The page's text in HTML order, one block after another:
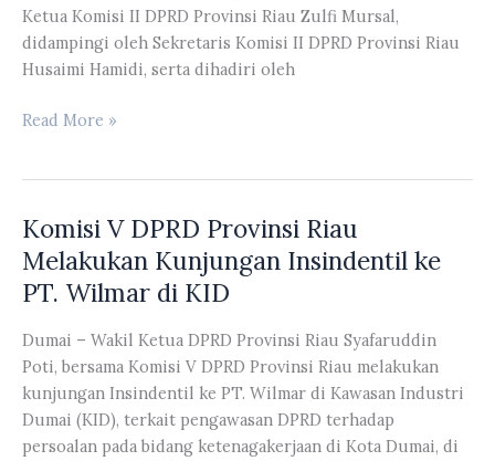
Ketua Komisi II DPRD Provinsi Riau Zulfi Mursal,
didampingi oleh Sekretaris Komisi II DPRD Provinsi Riau
Husaimi Hamidi, serta dihadiri oleh
Komisi
Riau
Melakukan
Konsultasi
ke
Kemenparekraf
RI
Read More »
Komisi V DPRD Provinsi Riau
Melakukan Kunjungan Insindentil ke
PT. Wilmar di KID
Dumai – Wakil Ketua DPRD Provinsi Riau Syafaruddin
Poti, bersama Komisi V DPRD Provinsi Riau melakukan
kunjungan Insindentil ke PT. Wilmar di Kawasan Industri
Dumai (KID), terkait pengawasan DPRD terhadap
persoalan pada bidang ketenagakerjaan di Kota Dumai, di